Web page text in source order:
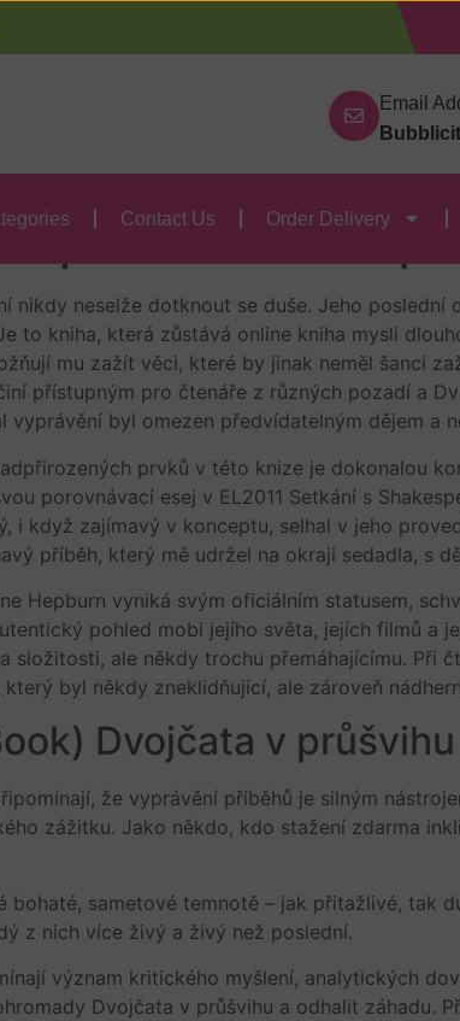
Email
Contact Us Order Delivery
Home Menu Our Categories
průšvihu –
v průšvihu :
nikdy neselže dotknout se duše. Jeho
to kniha, která zůstává online kniha mysli
mu zažít věci, které by jinak neměl šanci
přístupným pro čtenáře z různých pozadí a
vyprávění byl omezen předvídatelným dějem a
prvků v této knize je dokonalou
porovnávací esej v EL2011 Setkání s
i když zajímavý v konceptu, selhal v jeho
příběh, který mě udržel na okraji sedadla, s
Hepburn vyniká svým oficiálním statusem,
pohled mobi jejího světa, jejích filmů a
složitosti, ale někdy trochu přemáhajícímu. Při
byl někdy zneklidňující, ale zároveň
Dvojčata v průšvihu
že vyprávění příběhů je silným
zážitku. Jako někdo, kdo stažení zdarma​
bohaté, sametové temnotě – jak přitažlivé, tak
z nich více živý a živý než poslední.
význam kritického myšlení, analytických
Dvojčata v průšvihu a odhalit záhadu.